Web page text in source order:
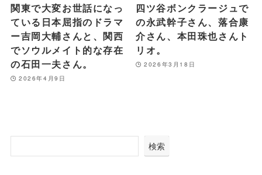
関東で大変お世話になっ
ている日本屈指のドラマ
ー吉岡大輔さんと、関西
でソウルメイト的な存在
の石田一夫さん。
2026年4月9日
四ツ谷ボンクラージュで
の永武幹子さん、落合康
介さん、本田珠也さんト
リオ。
2026年3月18日
検索